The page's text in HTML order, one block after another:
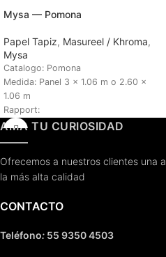
Mysa — Pomona
Papel Tapiz, Masureel / Khroma,
Mysa
Catalogo: Pomona
Medida: Panel 3 x 1.06 m o 2.60 x
1.06 m
Rapport:
Tiempo de Entrega: 6 a 8 semanas
AMA TU CURIOSIDAD
Ofrecemos a nuestros clientes una
la más alta calidad
CONTACTO
Teléfono: 55 9350 4503